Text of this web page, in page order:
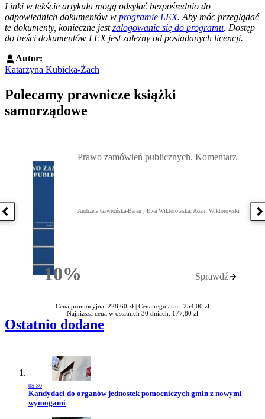
Linki w tekście artykułu mogą odsyłać bezpośrednio do
odpowiednich dokumentów w programie LEX. Aby móc przeglądać
te dokumenty, konieczne jestzalogowanie się do programu. Dostęp
do treści dokumentów LEX jest zależny od posiadanych licencji.
Autor:
Katarzyna Kubicka-Żach
Polecamy prawnicze książki
samorządowe
Poprzednia książka
10%Rabatu
Prawo zamówień publicznych. Komentarz
Andrzela Gawrońska-Baran , Ewa Wiktorowska, Adam Wiktorowski
Sprawdź
Cena promocyjna: 228,60 zł | Cena regularna: 254,00 zł
Najniższa cena w ostatnich 30 dniach: 177,80 zł
Ostatnio dodane
05:30
Przejdź do artykułu:
Kandydaci do organów jednostek pomocniczych gmin z nowymi
wymogami